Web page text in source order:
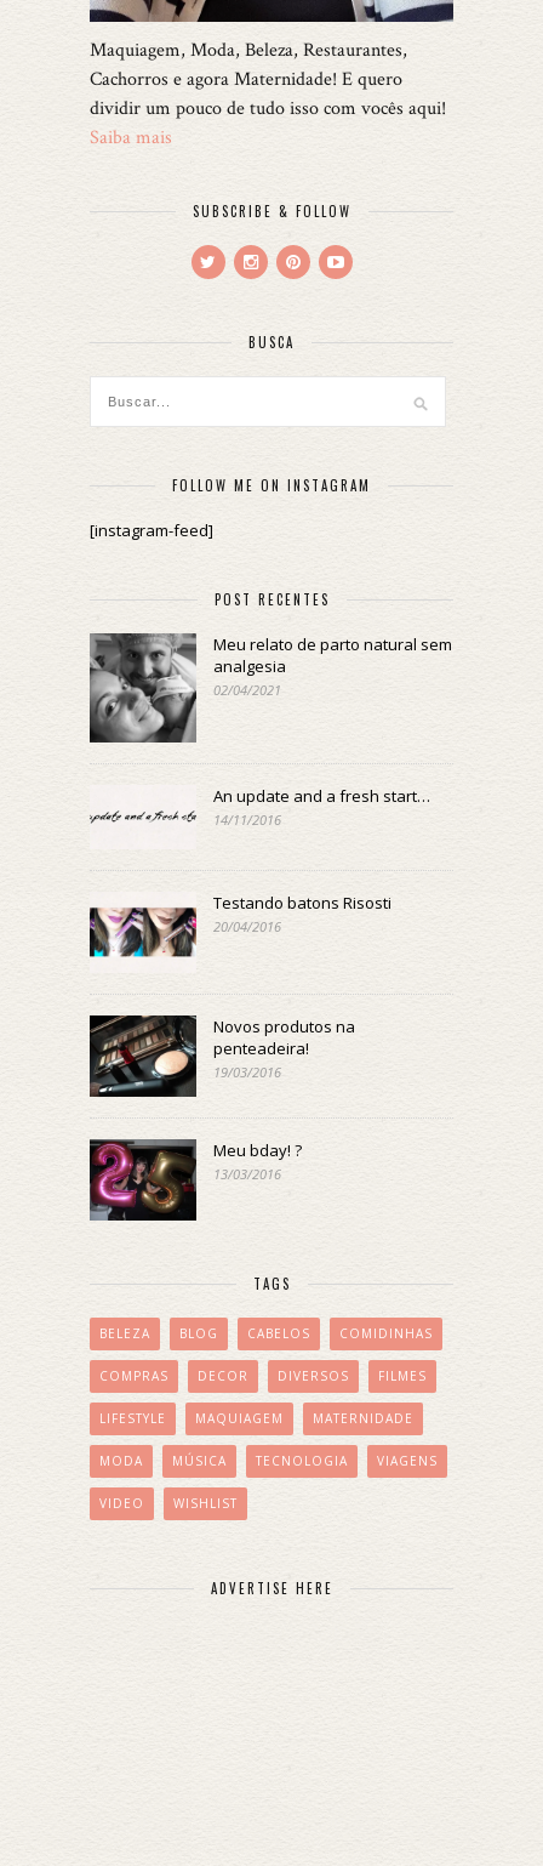
Maquiagem, Moda, Beleza, Restaurantes,
Cachorros e agora Maternidade! E quero
dividir um pouco de tudo isso com vocês aqui!
Saiba mais
SUBSCRIBE & FOLLOW
BUSCA
FOLLOW ME ON INSTAGRAM
[instagram-feed]
POST RECENTES
Meu relato de parto natural sem
analgesia
02/04/2021
An update and a fresh start…
14/11/2016
Testando batons Risosti
20/04/2016
Novos produtos na
penteadeira!
19/03/2016
Meu bday! ?
13/03/2016
TAGS
BELEZA BLOG CABELOS COMIDINHAS
COMPRAS DECOR DIVERSOS FILMES
LIFESTYLE MAQUIAGEM MATERNIDADE
MODA MÚSICA TECNOLOGIA VIAGENS
VIDEO WISHLIST
ADVERTISE HERE